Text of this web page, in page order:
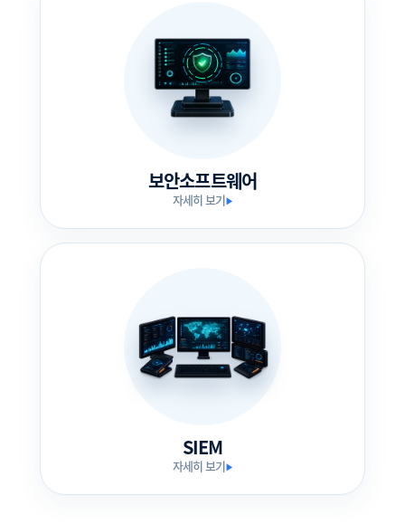
보안소프트웨어
자세히 보기▶
SIEM
자세히 보기▶